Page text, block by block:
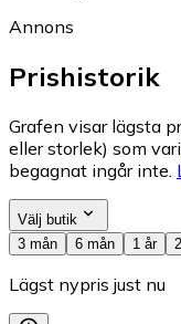
Annons
Prishistorik
Grafen visar lägsta
eller storlek) som
begagnat ingår inte.
Välj butik
3 mån
6 mån 1 år
Lägst nypris just nu